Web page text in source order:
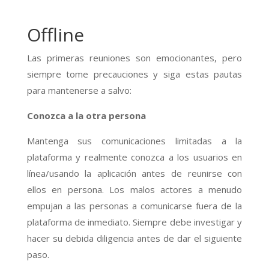
Offline
Las primeras reuniones son emocionantes, pero
siempre tome precauciones y siga estas pautas
para mantenerse a salvo:
Conozca a la otra persona
Mantenga sus comunicaciones limitadas a la
plataforma y realmente conozca a los usuarios en
línea/usando la aplicación antes de reunirse con
ellos en persona. Los malos actores a menudo
empujan a las personas a comunicarse fuera de la
plataforma de inmediato. Siempre debe investigar y
hacer su debida diligencia antes de dar el siguiente
paso.